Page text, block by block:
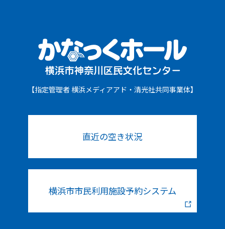
【指定管理者 横浜メディアアド・清光社共同事業体】
直近の空き状況
横浜市市民利用施設予約システム